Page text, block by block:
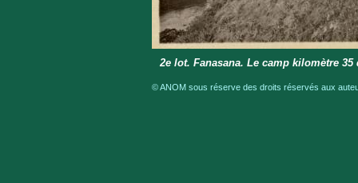
2e lot. Fanasana. Le camp kilomètre
© ANOM sous réserve des droits réservés aux